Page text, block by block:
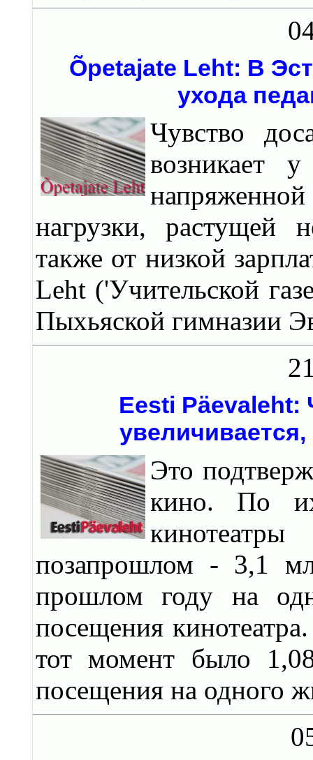
Õpetajate Leht: В
ухода
Чувство
возникает
нагрузки, растущей
также от низкой
Leht ('Учительской
Пыхьяской гимназии
Eesti Päevaleht:
Это
кино. По
позапрошлом - 3,1
прошлом году на
посещения
тот момент было
посещения на одного